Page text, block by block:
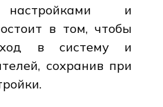
настройками и
в том, чтобы
в систему и
сохранив при